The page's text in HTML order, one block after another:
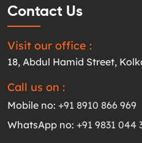
Contact Us
Visit our office :
18, Abdul Hamid Street,
Call us on :
Mobile no: +91 8910 866 969
WhatsApp no: +91 9831 044